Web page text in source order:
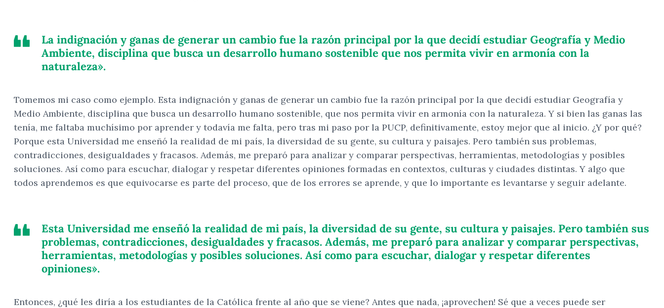
La indignación y ganas de generar un cambio fue la razón principal por la que decidí estudiar Geografía y Medio
Ambiente, disciplina que busca un desarrollo humano sostenible que nos permita vivir en armonía con la
naturaleza».
Tomemos mi caso como ejemplo. Esta indignación y ganas de generar un cambio fue la razón principal por la que decidí estudiar Geografía y
Medio Ambiente, disciplina que busca un desarrollo humano sostenible, que nos permita vivir en armonía con la naturaleza. Y si bien las ganas las
tenía, me faltaba muchísimo por aprender y todavía me falta, pero tras mi paso por la PUCP, definitivamente, estoy mejor que al inicio. ¿Y por qué?
Porque esta Universidad me enseñó la realidad de mi país, la diversidad de su gente, su cultura y paisajes. Pero también sus problemas,
contradicciones, desigualdades y fracasos. Además, me preparó para analizar y comparar perspectivas, herramientas, metodologías y posibles
soluciones. Así como para escuchar, dialogar y respetar diferentes opiniones formadas en contextos, culturas y ciudades distintas. Y algo que
todos aprendemos es que equivocarse es parte del proceso, que de los errores se aprende, y que lo importante es levantarse y seguir adelante.
Esta Universidad me enseñó la realidad de mi país, la diversidad de su gente, su cultura y paisajes. Pero también sus
problemas, contradicciones, desigualdades y fracasos. Además, me preparó para analizar y comparar perspectivas,
herramientas, metodologías y posibles soluciones. Así como para escuchar, dialogar y respetar diferentes
opiniones».
Entonces, ¿qué les diría a los estudiantes de la Católica frente al año que se viene? Antes que nada, ¡aprovechen! Sé que a veces puede ser